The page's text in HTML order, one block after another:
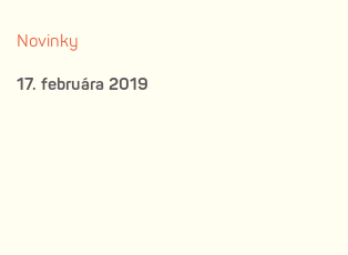
Novinky
17. februára 2019